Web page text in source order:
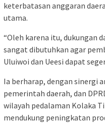
keterbatasan anggaran
utama.
“Oleh karena itu, dukungan
sangat dibutuhkan agar
Uluiwoi dan Ueesi dapat
Ia berharap, dengan sinergi
pemerintah daerah, dan
wilayah pedalaman Kolaka
mendukung peningkatan